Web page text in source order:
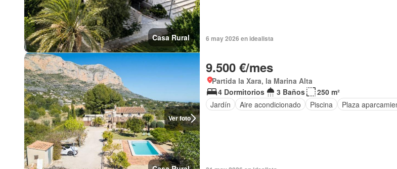
Casa Rural 6 may 2026 en idealista
Ver foto
9.500 €/mes
Partida la Xara, la Marina Alta
4 Dormitorios
3 Baños
250 m²
Jardín
Aire acondicionado Piscina Plaza